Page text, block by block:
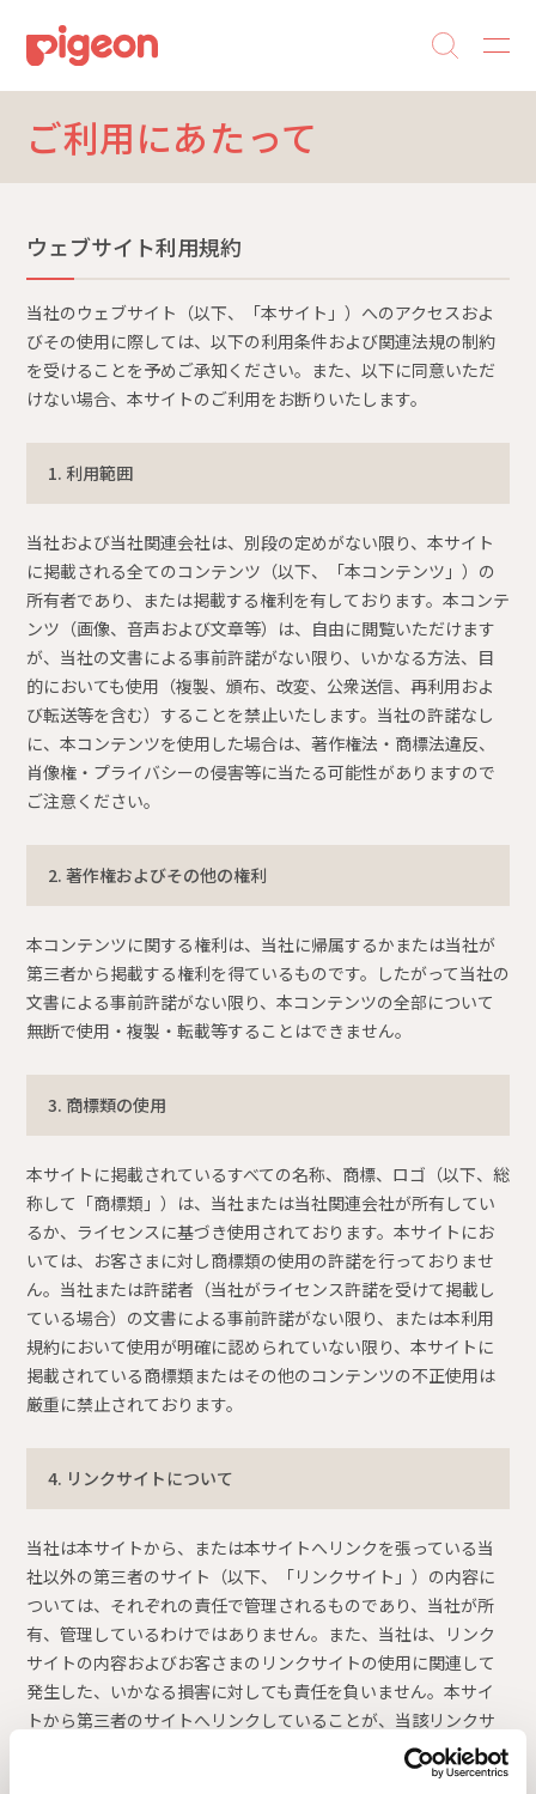
ご利用にあたって
ウェブサイト利用規約
当社のウェブサイト（以下、「本サイト」）へのアクセスおよ
びその使用に際しては、以下の利用条件および関連法規の制約
を受けることを予めご承知ください。また、以下に同意いただ
けない場合、本サイトのご利用をお断りいたします。
1. 利用範囲
当社および当社関連会社は、別段の定めがない限り、本サイト
に掲載される全てのコンテンツ（以下、「本コンテンツ」）の
所有者であり、または掲載する権利を有しております。本コンテ
ンツ（画像、音声および文章等）は、自由に閲覧いただけます
が、当社の文書による事前許諾がない限り、いかなる方法、目
的においても使用（複製、頒布、改変、公衆送信、再利用およ
び転送等を含む）することを禁止いたします。当社の許諾なし
に、本コンテンツを使用した場合は、著作権法・商標法違反、
肖像権・プライバシーの侵害等に当たる可能性がありますので
ご注意ください。
2. 著作権およびその他の権利
本コンテンツに関する権利は、当社に帰属するかまたは当社が
第三者から掲載する権利を得ているものです。したがって当社の
文書による事前許諾がない限り、本コンテンツの全部について
無断で使用・複製・転載等することはできません。
3. 商標類の使用
本サイトに掲載されているすべての名称、商標、ロゴ（以下、総
称して「商標類」）は、当社または当社関連会社が所有してい
るか、ライセンスに基づき使用されております。本サイトにお
いては、お客さまに対し商標類の使用の許諾を行っておりませ
ん。当社または許諾者（当社がライセンス許諾を受けて掲載し
ている場合）の文書による事前許諾がない限り、または本利用
規約において使用が明確に認められていない限り、本サイトに
掲載されている商標類またはその他のコンテンツの不正使用は
厳重に禁止されております。
4. リンクサイトについて
当社は本サイトから、または本サイトへリンクを張っている当
社以外の第三者のサイト（以下、「リンクサイト」）の内容に
ついては、それぞれの責任で管理されるものであり、当社が所
有、管理しているわけではありません。また、当社は、リンク
サイトの内容およびお客さまのリンクサイトの使用に関連して
発生した、いかなる損害に対しても責任を負いません。本サイ
トから第三者のサイトへリンクしていることが、当該リンクサ
イトの商品やサービスを保証するものでもなく、またリンクサ
イトにある情報が当社によって保証されたものでも、認められ